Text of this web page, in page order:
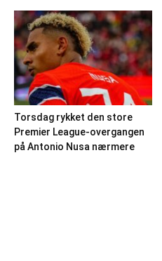
Torsdag rykket den store
Premier League-overgangen
på Antonio Nusa nærmere